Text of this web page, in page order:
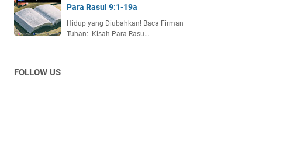
Para Rasul 9:1-19a
Hidup yang Diubahkan! Baca Firman
Tuhan: Kisah Para Rasu…
FOLLOW US